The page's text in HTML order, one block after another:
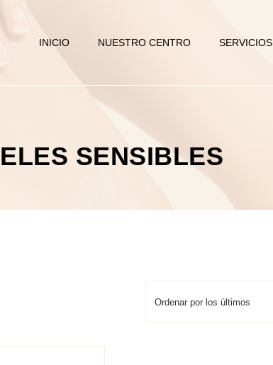
INICIO NUESTRO CENTRO SERVICIOS
SENSIBLES